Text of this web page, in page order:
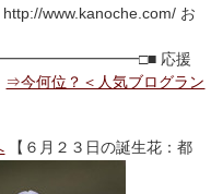
www.kanoche.com/ お
応援
⇒今何位？＜人気ブログラン
【６月２３日の誕生花：都